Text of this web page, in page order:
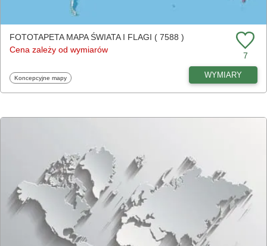
FOTOTAPETA MAPA ŚWIATA I FLAGI ( 7588 )
Cena zależy od wymiarów
7
Fototapety
Koncepcyjne mapy WYMIARY